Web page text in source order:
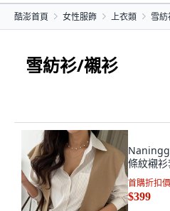
酷澎首頁 女性服飾 上衣類 雪
雪紡衫/襯衫
條紋襯
首購折扣價
$399